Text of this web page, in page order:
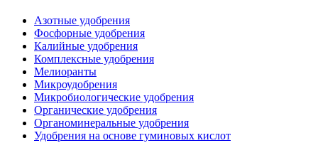
Азотные удобрения
Фосфорные удобрения
Калийные удобрения
Комплексные удобрения
Мелиоранты
Микроудобрения
Микробиологические удобрения
Органические удобрения
Органоминеральные удобрения
Удобрения на основе гуминовых кислот